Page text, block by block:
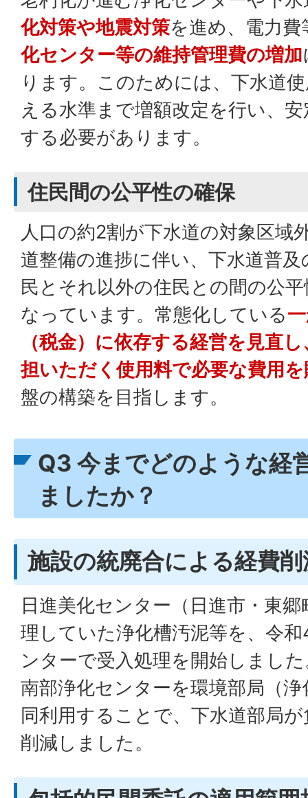
化対策や地震対策を進め、電力費
化センター等の維持管理費の増加
ります。このためには、下水道
える水準まで増額改定を行い、
する必要があります。
住民間の公平性の確保
人口の約2割が下水道の対象区域
道整備の進捗に伴い、下水道普
民とそれ以外の住民との間の公
なっています。常態化している
（税金）に依存する経営を見直
担いただく使用料で必要な費用
盤の構築を目指します。
Q3 今までどのような経
ましたか？
施設の統廃合による経費削
日進美化センター（日進市・東
理していた浄化槽汚泥等を、令
ンターで受入処理を開始しまし
南部浄化センターを環境部局（
同利用することで、下水道部局
削減しました。